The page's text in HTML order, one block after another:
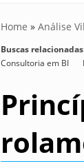
Home »Análise
Buscas
Consultoria em BI